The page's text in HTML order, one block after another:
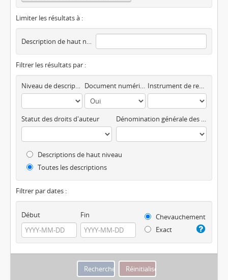
Limiter les résultats à :
Description de haut niveau
Filtrer les résultats par :
Niveau de description Document numérique disponible Instrument de recherche
Statut des droits d'auteur Dénomination générale des documents
Descriptions de haut niveau
Toutes les descriptions
Filtrer par dates :
Début Fin
Chevauchement
Exact